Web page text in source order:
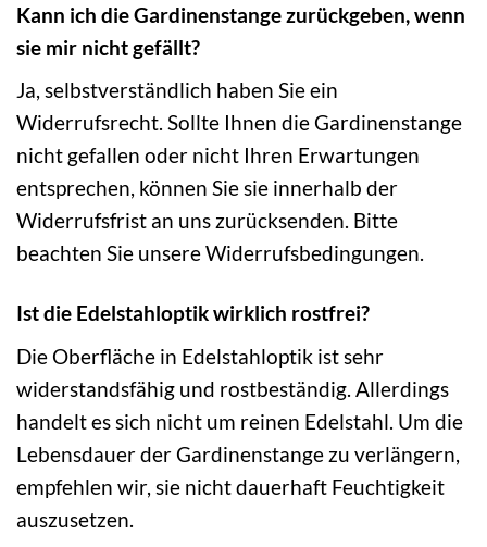
Kann ich die Gardinenstange zurückgeben, wenn
sie mir nicht gefällt?
Ja, selbstverständlich haben Sie ein
Widerrufsrecht. Sollte Ihnen die Gardinenstange
nicht gefallen oder nicht Ihren Erwartungen
entsprechen, können Sie sie innerhalb der
Widerrufsfrist an uns zurücksenden. Bitte
beachten Sie unsere Widerrufsbedingungen.
Ist die Edelstahloptik wirklich rostfrei?
Die Oberfläche in Edelstahloptik ist sehr
widerstandsfähig und rostbeständig. Allerdings
handelt es sich nicht um reinen Edelstahl. Um die
Lebensdauer der Gardinenstange zu verlängern,
empfehlen wir, sie nicht dauerhaft Feuchtigkeit
auszusetzen.